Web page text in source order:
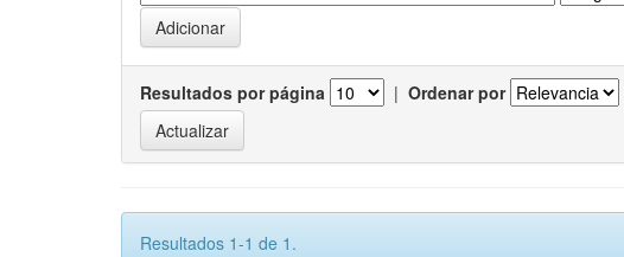
Resultados por página | Ordenar por
Resultados 1-1 de 1.